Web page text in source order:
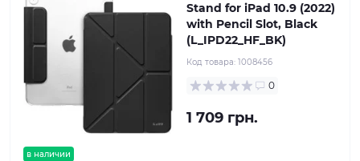
в наличии
Stand for iPad 10.9 (2022)
with Pencil Slot, Black
(L_IPD22_HF_BK)
Код товара: 1008456
0
1 709 грн.